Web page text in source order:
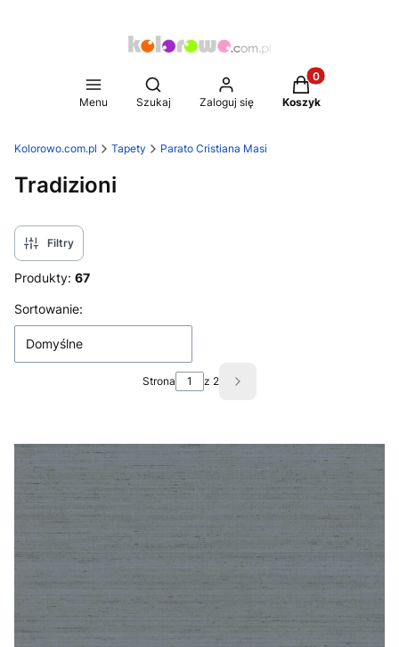
Menu
Otwórz wyszukiwarkę
Szukaj Zaloguj się
Produkty w
Koszyk
Kolorowo.com.pl Tapety Parato Cristiana Masi
Tradizioni
Filtry
Produkty: 67
Lista produktów
Sortowanie:
Domyślne
Strona z 2 Następne produkty